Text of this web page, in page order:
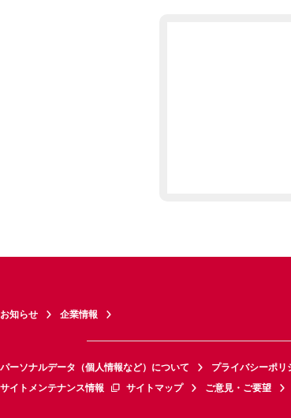
お知らせ 企業情報
パーソナルデータ（個人情報など）について プライバシーポリ
サイトメンテナンス情報
サイトマップ ご意見・ご要望